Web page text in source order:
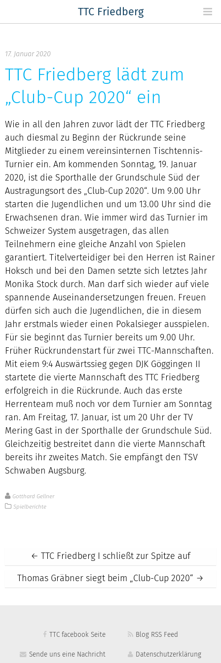
TTC Friedberg
17. Januar 2020
TTC Friedberg lädt zum
„Club-Cup 2020“ ein
Wie in all den Jahren zuvor lädt der TTC Friedberg
auch diesmal zu Beginn der Rückrunde seine
Mitglieder zu einem vereinsinternen Tischtennis-
Turnier ein. Am kommenden Sonntag, 19. Januar
2020, ist die Sporthalle der Grundschule Süd der
Austragungsort des „Club-Cup 2020“. Um 9.00 Uhr
starten die Jugendlichen und um 13.00 Uhr sind die
Erwachsenen dran. Wie immer wird das Turnier im
Schweizer System ausgetragen, das allen
Teilnehmern eine gleiche Anzahl von Spielen
garantiert. Titelverteidiger bei den Herren ist Rainer
Hoksch und bei den Damen setzte sich letztes Jahr
Monika Stock durch. Man darf sich wieder auf viele
spannende Auseinandersetzungen freuen. Freuen
dürfen sich auch die Jugendlichen, die in diesem
Jahr erstmals wieder einen Pokalsieger ausspielen.
Für sie beginnt das Turnier bereits um 9.00 Uhr.
Früher Rückrundenstart für zwei TTC-Mannschaften.
Mit eiem 9:4 Auswärtssieg gegen DJK Göggingen II
startete die vierte Mannschaft des TTC Friedberg
erfolgreich in die Rückrunde. Auch das erste
Herrenteam muß noch vor dem Turnier am Sonntag
ran. Am Freitag, 17. Januar, ist um 20 Uhr der TV
Mering Gast in der Sporthalle der Grundschule Süd.
Gleichzeitig bestreitet dann die vierte Mannschaft
bereits ihr zweites Match. Sie empfängt den TSV
Schwaben Augsburg.
Gotthard Gellner
Spielberichte
Post
navigation
← TTC Friedberg I schließt zur Spitze auf
Thomas Gräbner siegt beim „Club-Cup 2020“ →
TTC facebook Seite Blog RSS Feed
Sende uns eine Nachricht Datenschutzerklärung